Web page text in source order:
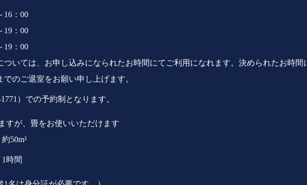
：00
：00
：00
ついては、お申し込みになられたお時間にてご利用になれます。決められたお時間
のご退室をお願い申し上げます。
）での予約制となります。
すが、畳をお使いいただけます
50m²
時間